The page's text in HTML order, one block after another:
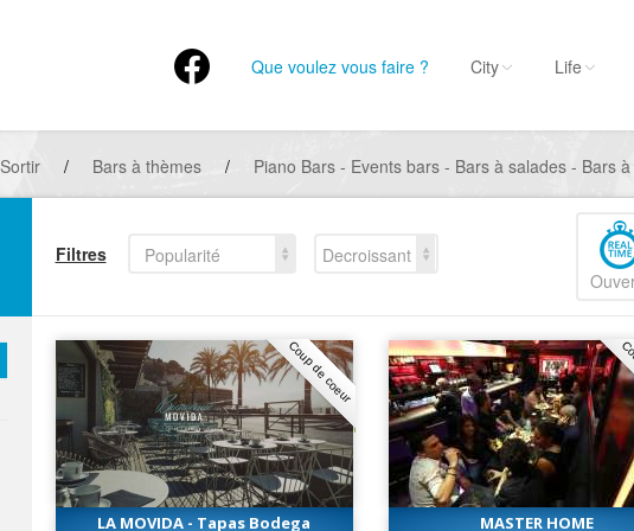
Que voulez vous faire ? City Life
Sortir / Bars à thèmes / Piano Bars - Events bars - Bars à salades - Bars
Filtres Popularité
Decroissant
Coup de coeur
LA MOVIDA - Tapas Bodega
MASTER HOME